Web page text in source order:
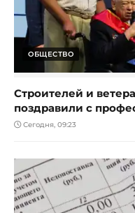
ОБЩЕСТВО
Строителей и
поздравили с
Сегодня, 09:23